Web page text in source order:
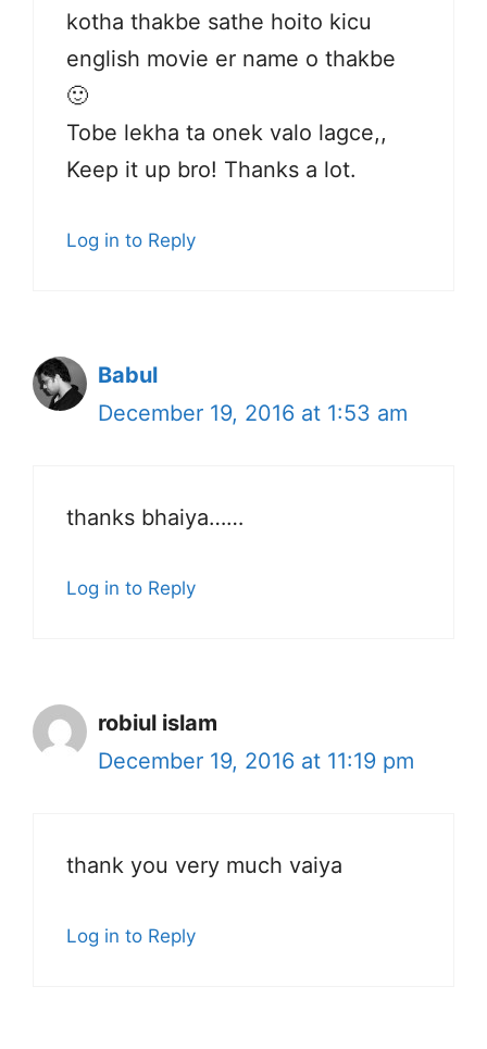
kotha thakbe sathe hoito kicu
english movie er name o thakbe
🙂
Tobe lekha ta onek valo lagce,,
Keep it up bro! Thanks a lot.
Log in to Reply
Babul
December 19, 2016 at 1:53 am
thanks bhaiya……
Log in to Reply
robiul islam
December 19, 2016 at 11:19 pm
thank you very much vaiya
Log in to Reply